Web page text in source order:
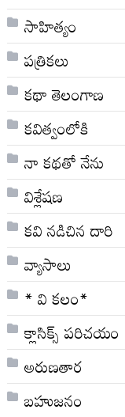
సాహిత్యం
పత్రికలు
కథా తెలంగాణ
కవిత్వంలోకి
నా క‌థ‌తో నేను
విశ్లేషణ
కవి నడిచిన దారి
వ్యాసాలు
* వి క‌లం*
క్లాసిక్స్ ప‌రిచ‌యం
అరుణతార
బహుజనం